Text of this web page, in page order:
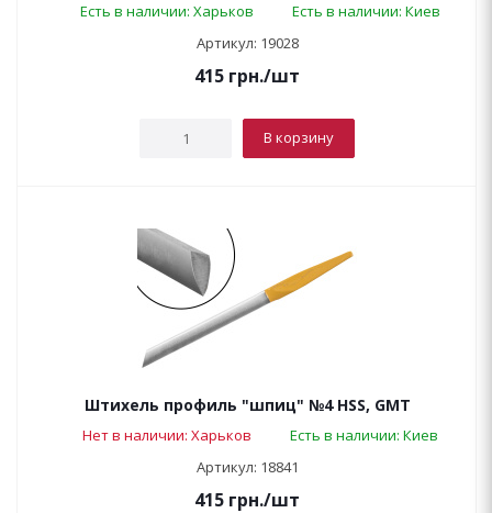
Есть в наличии: Харьков
Есть в наличии: Киев
Артикул: 19028
415 грн./шт
В корзину
Штихель профиль "шпиц" №4 HSS, GMT
Нет в наличии: Харьков
Есть в наличии: Киев
Артикул: 18841
415 грн./шт